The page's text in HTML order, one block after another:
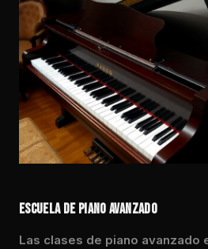
ESCUELA DE PIANO AVANZADO
Las clases de piano avanzado